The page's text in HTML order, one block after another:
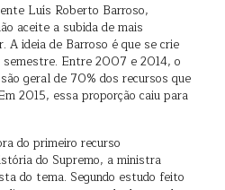
Luís Roberto Barroso,
aceite a subida de mais
A ideia de Barroso é que se crie
semestre. Entre 2007 e 2014, o
geral de 70% dos recursos que
2015, essa proporção caiu para
do primeiro recurso
do Supremo, a ministra
do tema. Segundo estudo feito